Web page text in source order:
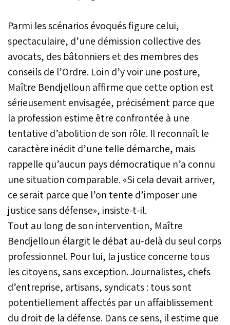
Parmi les scénarios évoqués figure celui,
spectaculaire, d’une démission collective des
avocats, des bâtonniers et des membres des
conseils de l’Ordre. Loin d’y voir une posture,
Maître Bendjelloun affirme que cette option est
sérieusement envisagée, précisément parce que
la profession estime être confrontée à une
tentative d’abolition de son rôle. Il reconnaît le
caractère inédit d’une telle démarche, mais
rappelle qu’aucun pays démocratique n’a connu
une situation comparable. «Si cela devait arriver,
ce serait parce que l’on tente d’imposer une
justice sans défense», insiste-t-il.
Tout au long de son intervention, Maître
Bendjelloun élargit le débat au-delà du seul corps
professionnel. Pour lui, la justice concerne tous
les citoyens, sans exception. Journalistes, chefs
d’entreprise, artisans, syndicats : tous sont
potentiellement affectés par un affaiblissement
du droit de la défense. Dans ce sens, il estime que